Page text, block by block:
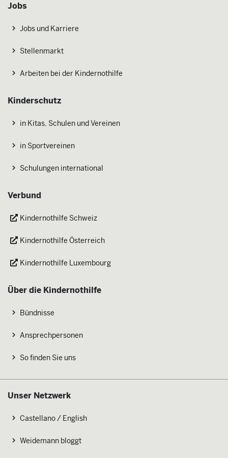
Jobs
Jobs und Karriere
Stellenmarkt
Arbeiten bei der Kindernothilfe
Kinderschutz
in Kitas, Schulen und Vereinen
in Sportvereinen
Schulungen international
Verbund
Kindernothilfe Schweiz
Kindernothilfe Österreich
Kindernothilfe Luxembourg
Über die Kindernothilfe
Bündnisse
Ansprechpersonen
So finden Sie uns
Unser Netzwerk
Castellano / English
Weidemann bloggt